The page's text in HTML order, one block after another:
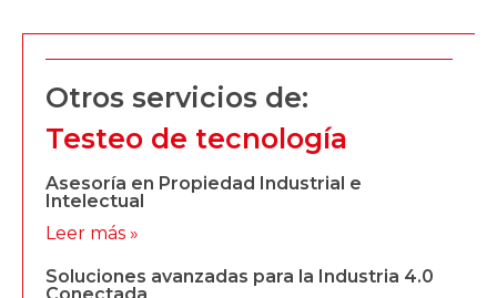
Otros servicios de:
Testeo de tecnología
Asesoría en Propiedad Industrial e
Intelectual
Leer más »
Soluciones avanzadas para la Industria 4.0